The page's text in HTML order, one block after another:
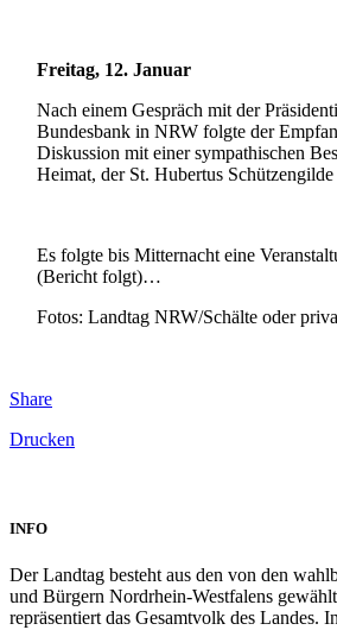
Freitag, 12. Januar
Nach einem Gespräch mit der
Bundesbank in NRW folgte der
Diskussion mit einer sympathischen
Heimat, der St. Hubertus
Es folgte bis Mitternacht eine
(Bericht folgt)…
Fotos: Landtag NRW/Schälte oder
Share
Drucken
INFO
Der Landtag besteht aus den von den
und Bürgern Nordrhein-Westfalens
repräsentiert das Gesamtvolk des Landes.